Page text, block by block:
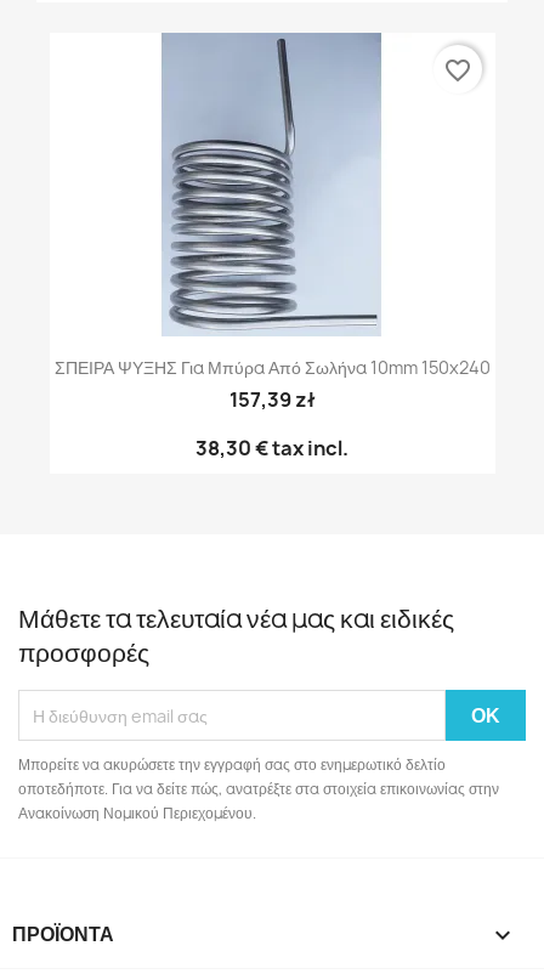
ΣΠΕΙΡΑ ΨΥΞΗΣ Για Μπύρα Από Σωλήνα 10mm 150x240
157,39 zł
38,30 €tax incl.
favorite_border
Μάθετε τα τελευταία νέα μας και ειδικές
προσφορές
Μπορείτε να ακυρώσετε την εγγραφή σας στο ενημερωτικό δελτίο
οποτεδήποτε. Για να δείτε πώς, ανατρέξτε στα στοιχεία επικοινωνίας στην
Ανακοίνωση Νομικού Περιεχομένου.
ΠΡΟΪΌΝΤΑ 